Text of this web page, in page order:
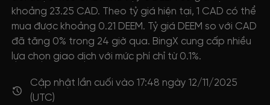
khoảng 23.25 CAD. Theo tỷ giá hiện tại, 1 CAD có thể
mua được khoảng 0.21 DEEM. Tỷ giá DEEM so với CAD
đã tăng 0% trong 24 giờ qua. BingX cung cấp nhiều
lựa chọn giao dịch với mức phí chỉ từ 0.1%.
Cập nhật lần cuối vào 17:48 ngày 12/11/2025
(UTC)